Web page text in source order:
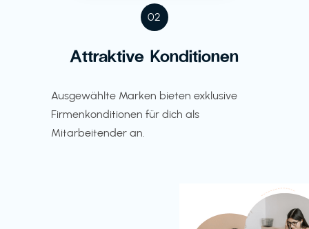
02
Attraktive Konditionen
Ausgewählte Marken bieten exklusive
Firmenkonditionen für dich als
Mitarbeitender an.